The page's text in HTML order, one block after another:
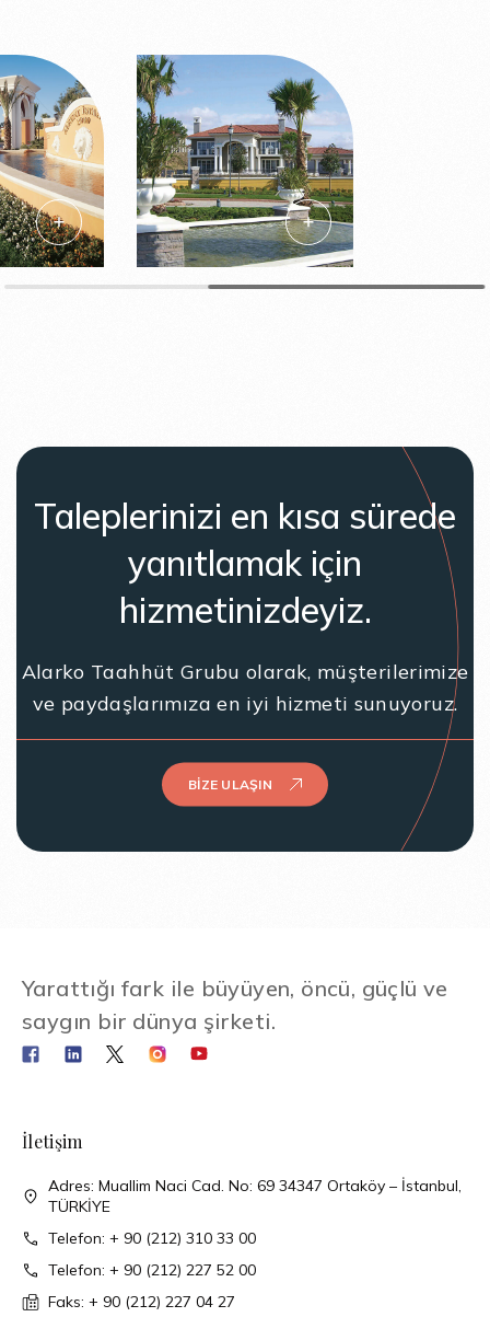
Taleplerinizi en kısa sürede
yanıtlamak için
hizmetinizdeyiz.
Alarko Taahhüt Grubu olarak, müşterilerimize
ve paydaşlarımıza en iyi hizmeti sunuyoruz.
BIZE ULAŞIN
Yarattığı fark ile büyüyen, öncü, güçlü ve
saygın bir dünya şirketi.
İletişim
Adres: Muallim Naci Cad. No: 69 34347 Ortaköy – İstanbul,
TÜRKİYE
Telefon: + 90 (212) 310 33 00
Telefon: + 90 (212) 227 52 00
Faks: + 90 (212) 227 04 27